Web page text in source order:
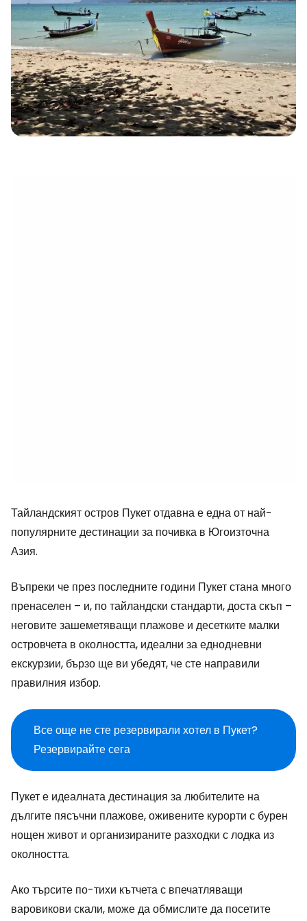
Тайландският остров Пукет отдавна е една от най-
популярните дестинации за почивка в Югоизточна
Азия.
Въпреки че през последните години Пукет стана много
пренаселен – и, по тайландски стандарти, доста скъп –
неговите зашеметяващи плажове и десетките малки
островчета в околността, идеални за еднодневни
екскурзии, бързо ще ви убедят, че сте направили
правилния избор.
Все още не сте резервирали хотел в Пукет?
Резервирайте сега
Пукет е идеалната дестинация за любителите на
дългите пясъчни плажове, оживените курорти с бурен
нощен живот и организираните разходки с лодка из
околността.
Ако търсите по-тихи кътчета с впечатляващи
варовикови скали, може да обмислите да посетите